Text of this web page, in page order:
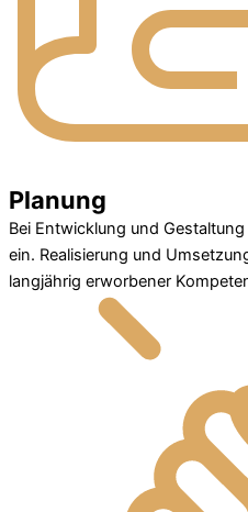
Planung
Bei Entwicklung und
ein. Realisierung und
langjährig erworbener